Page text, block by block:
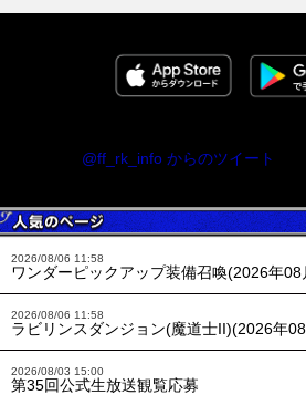
@ff_rk_info からのツイート
2026/08/06 11:58
ワンダーピックアップ装備召喚(2026年08
2026/08/06 11:58
ラビリンスダンジョン(魔道士II)(2026年
2026/08/03 15:00
第35回公式生放送観覧応募